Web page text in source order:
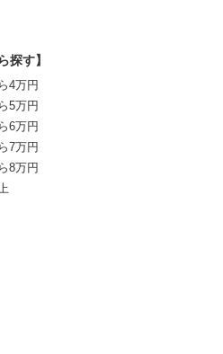
探す】
4万円
5万円
6万円
7万円
8万円